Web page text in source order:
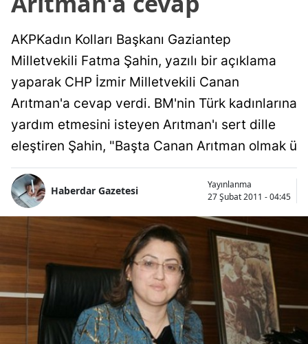
AKPKadın Kolları Başkanı Gaziantep
Milletvekili Fatma Şahin, yazılı bir açıklama
yaparak CHP İzmir Milletvekili Canan
Arıtman'a cevap verdi. BM'nin Türk kadınlarına
yardım etmesini isteyen Arıtman'ı sert dille
eleştiren Şahin, "Başta Canan Arıtman olmak ü
Haberdar Gazetesi
Yayınlanma
27 Şubat 2011 - 04:45